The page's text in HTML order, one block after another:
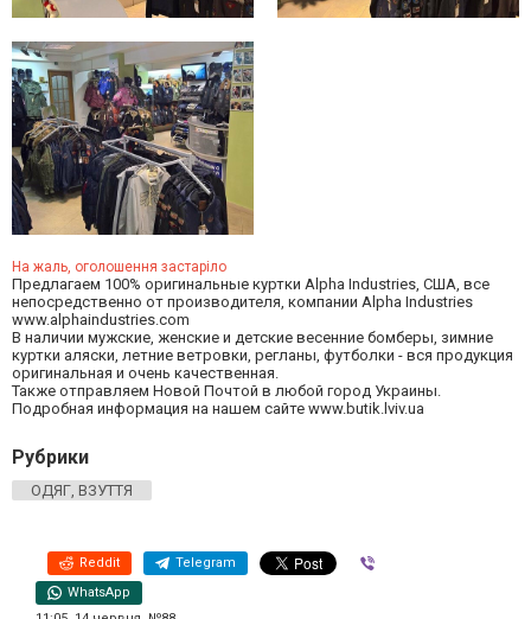
На жаль, оголошення застаріло
Предлагаем 100% оригинальные куртки Alpha Industries, США, все
непосредственно от производителя, компании Alpha Industries
www.alphaindustries.com
В наличии мужские, женские и детские весенние бомберы, зимние
куртки аляски, летние ветровки, регланы, футболки - вся продукция
оригинальная и очень качественная.
Также отправляем Новой Почтой в любой город Украины.
Подробная информация на нашем сайте www.butik.lviv.ua
Рубрики
ОДЯГ, ВЗУТТЯ
Reddit Telegram
WhatsApp